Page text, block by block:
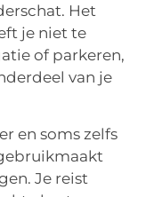
Het
je niet te
of parkeren,
van je
en soms zelfs
Je reist